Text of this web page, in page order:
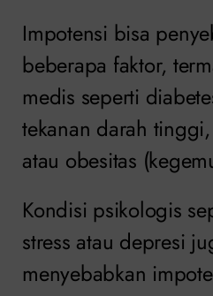
Impotensi bisa
beberapa faktor,
medis seperti
tekanan darah
atau obesitas
Kondisi psikologis
stress atau depresi
menyebabkan